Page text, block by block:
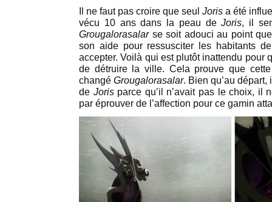
Il ne faut pas croire que seul Joris a été
vécu 10 ans dans la peau deJoris, il
Grougalorasalarse soit adouci au point
son aide pour ressusciter les habitants
accepter. Voilà qui est plutôt inattendu pour
de détruire la ville. Cela prouve que
changéGrougalorasalar. Bien qu’au
de Jorisparce qu’il n’avait pas le choix, il
par éprouver de l’affection pour ce gamin